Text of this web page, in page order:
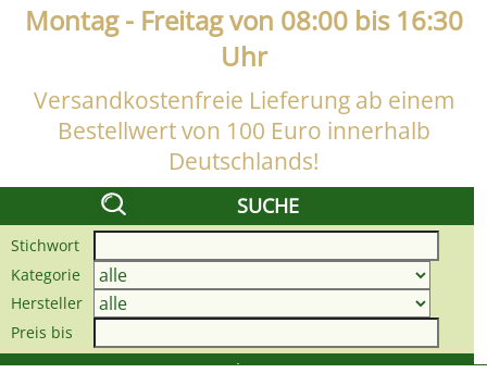
Montag - Freitag von 08:00 bis 16:30
Uhr
Versandkostenfreie Lieferung ab einem
Bestellwert von 100 Euro innerhalb
Deutschlands!
SUCHE
Stichwort
Kategorie
Hersteller
Preis bis